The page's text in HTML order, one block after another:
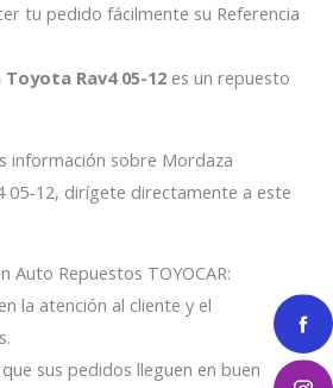
tu pedido fácilmente su Referencia
Rav4 05-12 es un repuesto
información sobre Mordaza
05-12, dirígete directamente a este
Auto Repuestos TOYOCAR:
la atención al cliente y el
sus pedidos lleguen en buen